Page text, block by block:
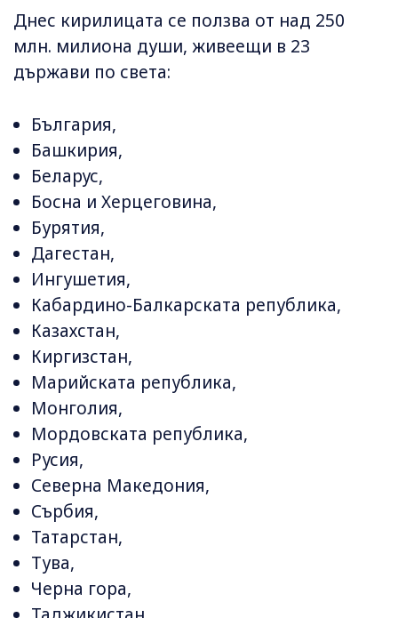
Днес кирилицата се ползва от над 250
млн. милиона души, живеещи в 23
държави по света:
България,
Башкирия,
Беларус,
Босна и Херцеговина,
Бурятия,
Дагестан,
Ингушетия,
Кабардино-Балкарската република,
Казахстан,
Киргизстан,
Марийската република,
Монголия,
Мордовската република,
Русия,
Северна Македония,
Сърбия,
Татарстан,
Тува,
Черна гора,